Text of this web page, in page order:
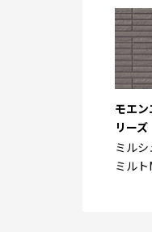
モエ
リーズ
ミル
ミル